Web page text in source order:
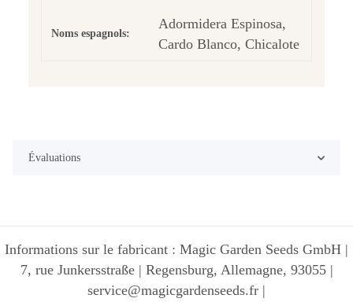
Noms espagnols:
Adormidera Espinosa,
Cardo Blanco, Chicalote
Évaluations
Informations sur le fabricant : Magic Garden Seeds GmbH |
7, rue Junkersstraße | Regensburg, Allemagne, 93055 |
service@magicgardenseeds.fr |